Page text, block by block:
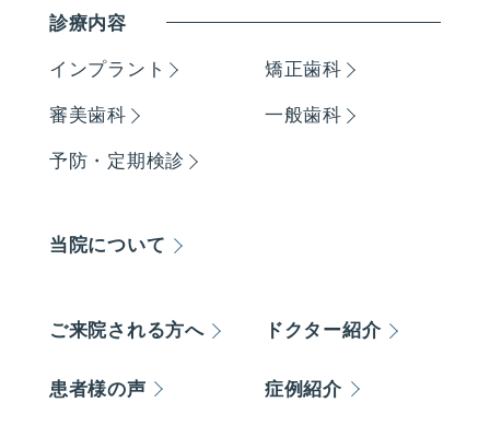
診療内容
インプラント 矯正歯科
審美歯科 一般歯科
予防・定期検診
当院について
ご来院される方へ ドクター紹介
患者様の声 症例紹介